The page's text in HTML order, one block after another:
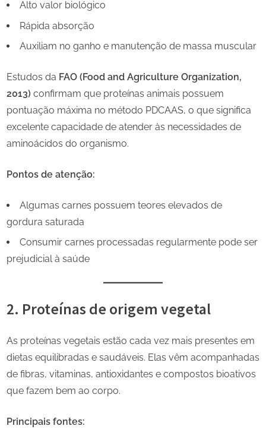
Alto valor biológico
Rápida absorção
Auxiliam no ganho e manutenção de massa muscular
Estudos da FAO (Food and Agriculture Organization,
2013) confirmam que proteínas animais possuem
pontuação máxima no método PDCAAS, o que significa
excelente capacidade de atender às necessidades de
aminoácidos do organismo.
Pontos de atenção:
Algumas carnes possuem teores elevados de
gordura saturada
Consumir carnes processadas regularmente pode ser
prejudicial à saúde
2. Proteínas de origem vegetal
As proteínas vegetais estão cada vez mais presentes em
dietas equilibradas e saudáveis. Elas vêm acompanhadas
de fibras, vitaminas, antioxidantes e compostos bioativos
que fazem bem ao corpo.
Principais fontes: